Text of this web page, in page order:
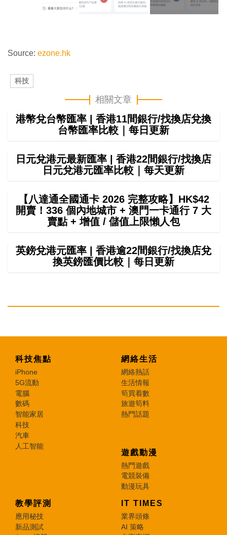
Source: ezone.hk
科技
相關文章
港幣兌台幣匯率 | 香港11間銀行/找換店兌換
台幣匯率比較｜每日更新
日元兌港元最新匯率 | 香港22間銀行/找換店
日元兌港元匯率比較｜每天更新
【八達通全國通卡 2026 完整攻略】HK$42
開賣！336 個內地城市 + 澳門一卡通行 7 大
賣點 + 增值 / 儲值上限懶人包
英鎊兌港元匯率 | 香港逾22間銀行/找換店兌
換英鎊匯價比較｜每日更新
科技焦點
iPhone
5G流動
電腦
數碼
智能家居
科技
汽車
人工智能
網絡生活
網絡熱話
生活情報
筍買着數
旅遊筍料
熱門話題
遊戲動漫
熱門遊戲
電競裝備
動漫玩具
教學評測
應用秘技
新品測試
IT TIMES
業界頭條
AI 策略